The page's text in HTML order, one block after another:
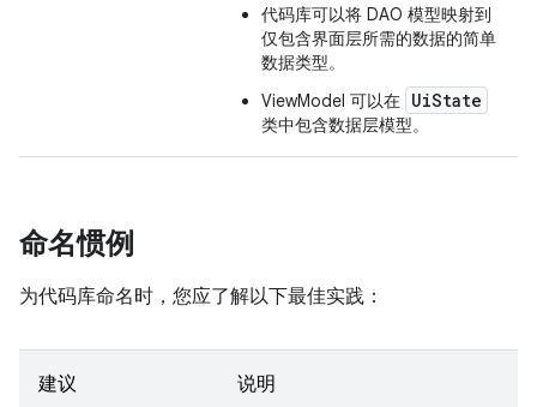
代码库可以将 DAO 模型映射到
仅包含界面层所需的数据的简单
数据类型。
ViewModel 可以在 UiState
类中包含数据层模型。
命名惯例
为代码库命名时，您应了解以下最佳实践：
建议 说明